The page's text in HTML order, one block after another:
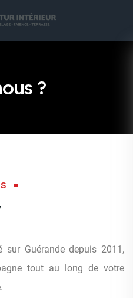
?
sur Guérande depuis 2011,
tout au long de votre